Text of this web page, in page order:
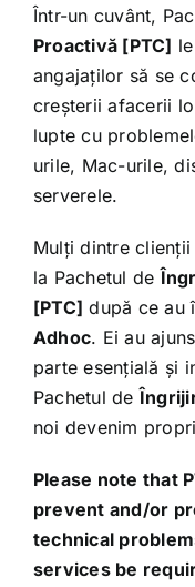
Într-un cuvânt,
Proactivă [PTC]
angajaților să se
creșterii afacerii
lupte cu
urile, Mac-urile,
serverele.
Mulți dintre
la Pachetul de
[PTC] după ce au
Adhoc. Ei au
parte esențială și
Pachetul de
noi devenim
Please note that
prevent and/or
technical
services be